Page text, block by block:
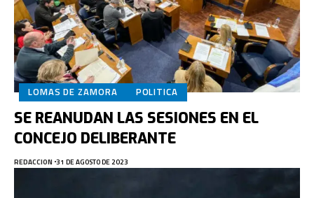
LOMAS DE ZAMORA POLITICA
SE REANUDAN LAS SESIONES EN EL
CONCEJO DELIBERANTE
REDACCION 31 DE AGOSTO DE 2023